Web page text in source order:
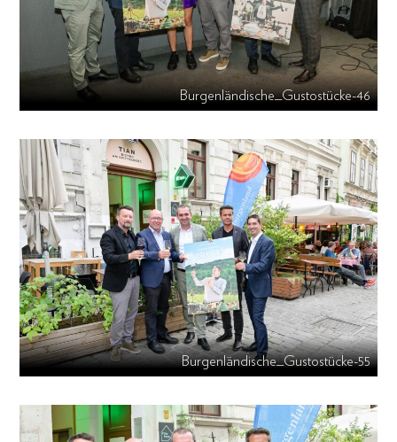
Burgenländische_Gustostücke-46
Burgenländische_Gustostücke-55